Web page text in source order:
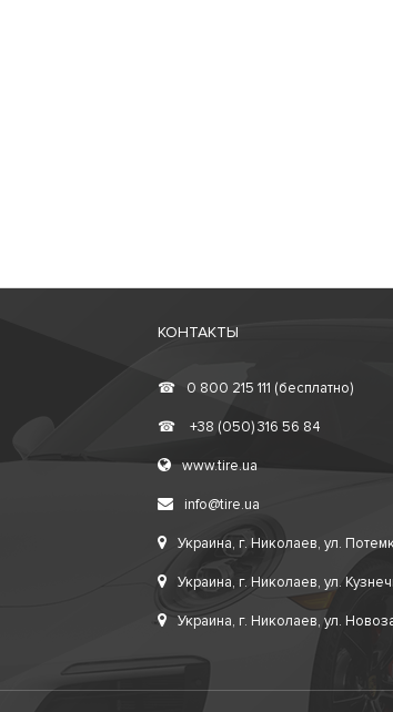
КОНТАКТЫ
☎ 0 800 215 111 (бесплатно)
☎ +38 (050) 316 56 84
www.tire.ua
info@tire.ua
Украина, г. Николаев, ул.
Украина, г. Николаев, ул.
Украина, г. Николаев, ул.